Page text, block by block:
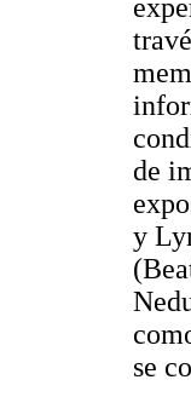
de
y
se